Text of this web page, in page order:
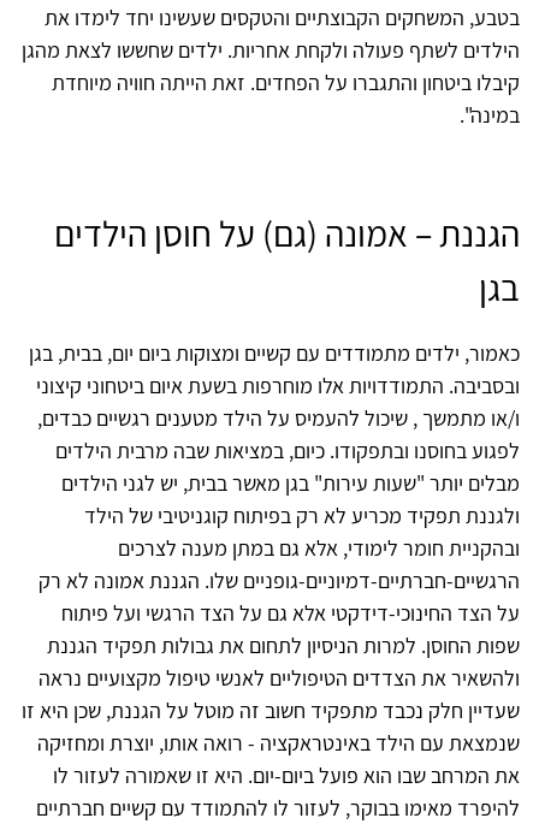
בטבע, המשחקים הקבוצתיים והטקסים שעשינו יחד לימדו את
הילדים לשתף פעולה ולקחת אחריות. ילדים שחששו לצאת מהגן
קיבלו ביטחון והתגברו על הפחדים. זאת הייתה חוויה מיוחדת
במינה".
הגננת – אמונה (גם) על חוסן הילדים
בגן
כאמור, ילדים מתמודדים עם קשיים ומצוקות ביום יום, בבית, בגן
ובסביבה. התמודדויות אלו מוחרפות בשעת איום ביטחוני קיצוני
ו/או מתמשך , שיכול להעמיס על הילד מטענים רגשיים כבדים,
לפגוע בחוסנו ובתפקודו. כיום, במציאות שבה מרבית הילדים
מבלים יותר "שעות עירות" בגן מאשר בבית, יש לגני הילדים
ולגננת תפקיד מכריע לא רק בפיתוח קוגניטיבי של הילד
ובהקניית חומר לימודי, אלא גם במתן מענה לצרכים
הרגשיים-חברתיים-דמיוניים-גופניים שלו. הגננת אמונה לא רק
על הצד החינוכי-דידקטי אלא גם על הצד הרגשי ועל פיתוח
שפות החוסן. למרות הניסיון לתחום את גבולות תפקיד הגננת
ולהשאיר את הצדדים הטיפוליים לאנשי טיפול מקצועיים נראה
שעדיין חלק נכבד מתפקיד חשוב זה מוטל על הגננת, שכן היא זו
שנמצאת עם הילד באינטראקציה - רואה אותו, יוצרת ומחזיקה
את המרחב שבו הוא פועל ביום-יום. היא זו שאמורה לעזור לו
להיפרד מאימו בבוקר, לעזור לו להתמודד עם קשיים חברתיים